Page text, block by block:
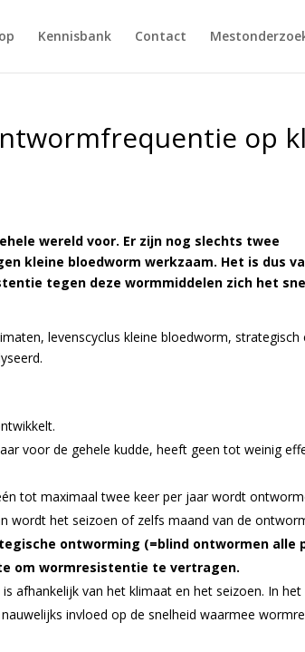
Kennisbank Contact
op
wereld voor. Er zijn nog slechts twee
kleine bloedworm werkzaam. Het is dus
tegen deze wormmiddelen zich het
levenscyclus kleine bloedworm, strategisch
voor de gehele kudde, heeft geen tot weinig
tot maximaal twee keer per jaar wordt
wordt het seizoen of zelfs maand van de
ontworming (=blind ontwormen alle
om wormresistentie te vertragen.
afhankelijk van het klimaat en het seizoen. In het
invloed op de snelheid waarmee